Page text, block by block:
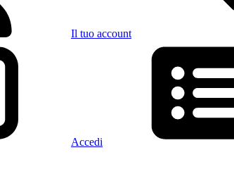
Il tuo account
Accedi